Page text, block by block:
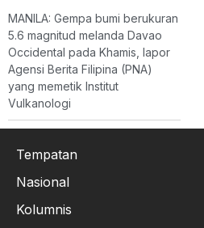
MANILA: Gempa bumi berukuran
5.6 magnitud melanda Davao
Occidental pada Khamis, lapor
Agensi Berita Filipina (PNA)
yang memetik Institut
Vulkanologi
Tempatan
Nasional
Kolumnis